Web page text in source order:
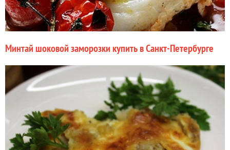
Минтай шоковой заморозки купить в Санкт-Петербурге